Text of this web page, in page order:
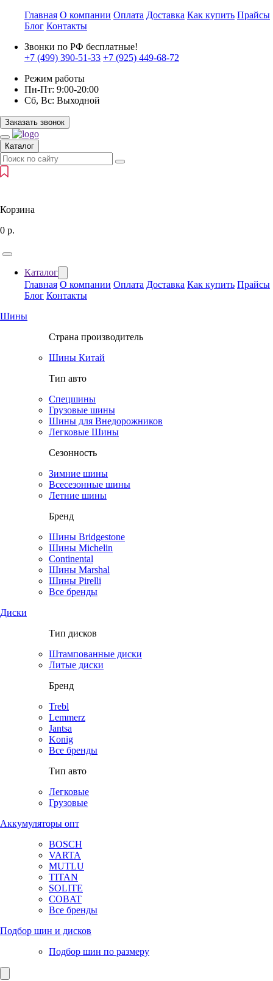
Главная О компании Оплата Доставка Как купить Прайсы
Блог Контакты
Звонки по РФ бесплатные!
+7 (499) 390-51-33 +7 (925) 449-68-72
Режим работы
Пн-Пт: 9:00-20:00
Сб, Вс: Выходной
Заказать звонок
Каталог
Корзина
0 р.
Каталог
Главная О компании Оплата Доставка Как купить Прайсы
Блог Контакты
Шины
Страна производитель
Шины Китай
Тип авто
Спецшины
Грузовые шины
Шины для Внедорожников
Легковые Шины
Сезонность
Зимние шины
Всесезонные шины
Летние шины
Бренд
Шины Bridgestone
Шины Michelin
Continental
Шины Marshal
Шины Pirelli
Все бренды
Диски
Тип дисков
Штампованные диски
Литые диски
Бренд
Trebl
Lemmerz
Jantsa
Konig
Все бренды
Тип авто
Легковые
Грузовые
Аккумуляторы опт
BOSCH
VARTA
MUTLU
TITAN
SOLITE
COBAT
Все бренды
Подбор шин и дисков
Подбор шин по размеру